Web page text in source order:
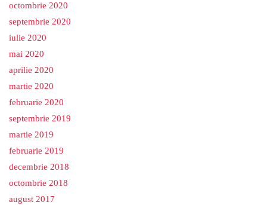
octombrie 2020
septembrie 2020
iulie 2020
mai 2020
aprilie 2020
martie 2020
februarie 2020
septembrie 2019
martie 2019
februarie 2019
decembrie 2018
octombrie 2018
august 2017